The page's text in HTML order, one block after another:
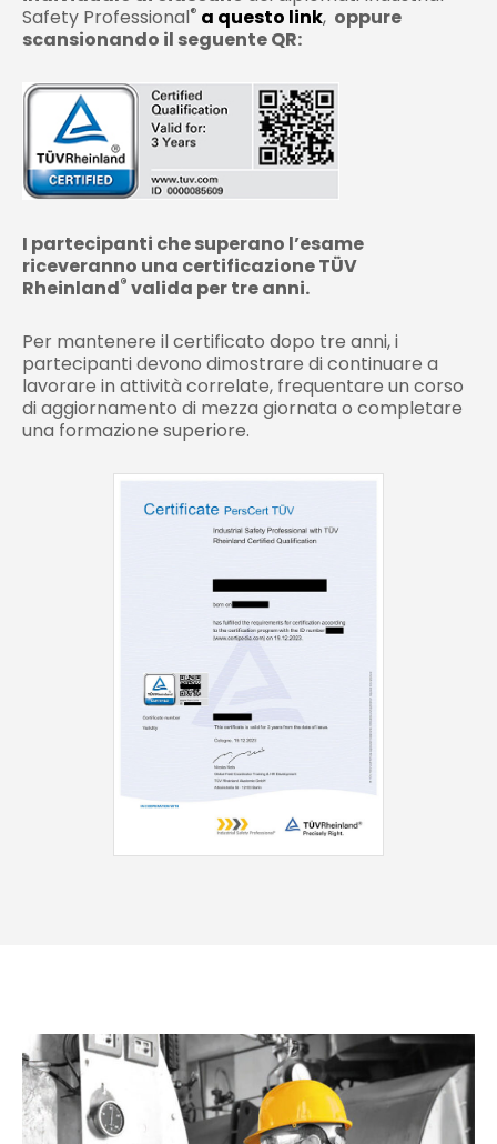
Safety Professional® a questo link, oppure
scansionando il seguente QR:
I partecipanti che superano l’esame
riceveranno una certificazione TÜV
Rheinland® valida per tre anni.
Per mantenere il certificato dopo tre anni, i
partecipanti devono dimostrare di continuare a
lavorare in attività correlate, frequentare un corso
di aggiornamento di mezza giornata o completare
una formazione superiore.